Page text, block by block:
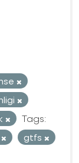
Tags:
gtfs